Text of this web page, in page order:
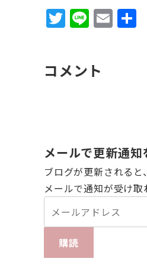
T
w
te
Li
n
E
m
コメント
メールで更新通
ブログが更新されると、
メールで通知が受け取
購読